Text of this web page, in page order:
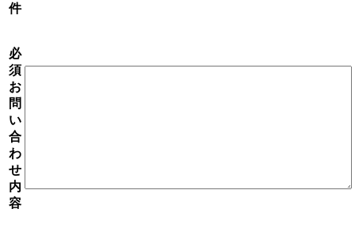
件
必
須
お
問
い
合
わ
せ
内
容